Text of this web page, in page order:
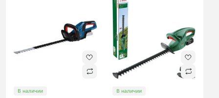
В наличии В наличии